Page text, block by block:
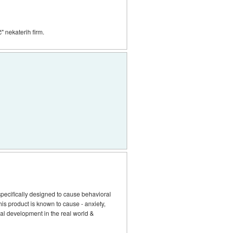
nekaterih firm.
designed to cause behavioral
product is known to cause - anxiety,
development in the real world &